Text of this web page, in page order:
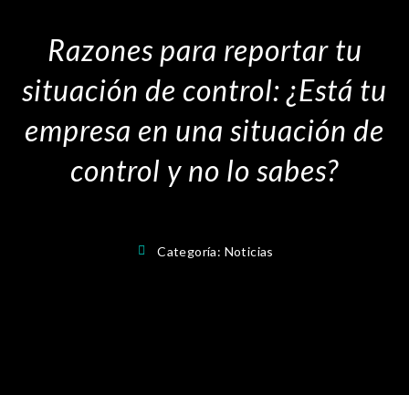
Razones para reportar tu
situación de control: ¿Está tu
empresa en una situación de
control y no lo sabes?
Categoría: Noticias